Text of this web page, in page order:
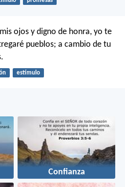
ojos y digno de honra, yo te
pueblos; a cambio de tu
estímulo
Confianza